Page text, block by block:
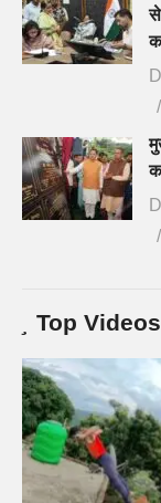
से
Top Videos